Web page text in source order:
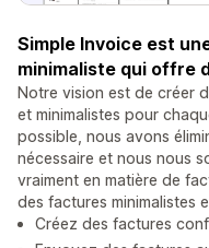
Simple Invoice est
minimaliste qui offre
Notre vision est de créer
et minimalistes pour
possible, nous avons
nécessaire et nous nous
vraiment en matière de
des factures minimalistes
Créez des factures